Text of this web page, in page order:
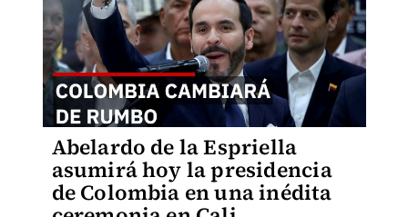
Abelardo de la Espriella
asumirá hoy la presidencia
de Colombia en una inédita